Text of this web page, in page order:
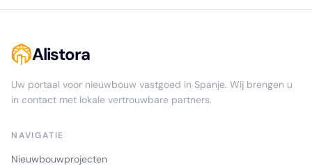
Alistora
Uw portaal voor nieuwbouw vastgoed in Spanje. Wij brengen u
in contact met lokale vertrouwbare partners.
NAVIGATIE
Nieuwbouwprojecten